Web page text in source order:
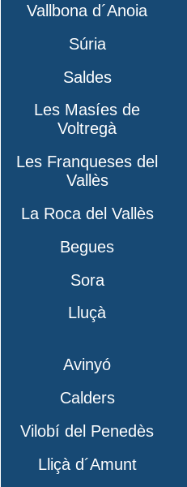
Vallbona d´Anoia
Súria
Saldes
Les Masíes de
Voltregà
Les Franqueses del
Vallès
La Roca del Vallès
Begues
Sora
Lluçà
Avinyó
Calders
Vilobí del Penedès
Lliçà d´Amunt